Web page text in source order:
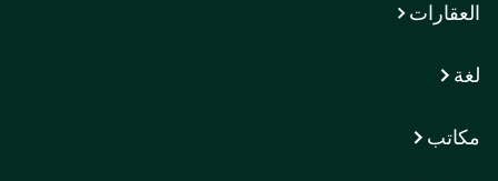
العقارات
لغة
مكاتب